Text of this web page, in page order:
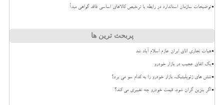
توضیحات سازمان استاندارد در رابطه با ترخیص کالاهای اساسی فاقد گواهی مبدأ
پربحث ترین ها
هیات تجاری اتاق ایران عازم اسلام آباد شد
بک اتفاق عجیب در بازار خودرو
تنش های ژئوپلیتیک، بازار خودرو را به کدام سو می برد؟
اگر بنزین گران شود، قیمت خودرو چه تغییری می کند؟